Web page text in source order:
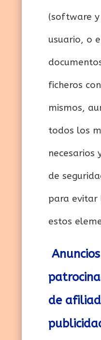
(software
usuario, o
ficheros
mismos,
todos los
necesarios
de
para evitar
estos
Anuncios
de